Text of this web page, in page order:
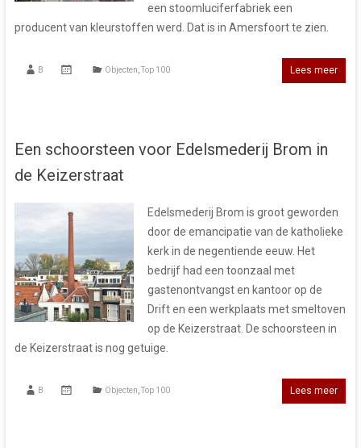
een stoomluciferfabriek een
producent van kleurstoffen werd. Dat is in Amersfoort te zien.
B Objecten Top 100 Lees meer
Een schoorsteen voor Edelsmederij Brom in
de Keizerstraat
Edelsmederij Brom is groot geworden
door de emancipatie van de katholieke
kerk in de negentiende eeuw. Het
bedrijf had een toonzaal met
gastenontvangst en kantoor op de
Drift en een werkplaats met smeltoven
op de Keizerstraat. De schoorsteen in
de Keizerstraat is nog getuige.
B Objecten Top 100 Lees meer